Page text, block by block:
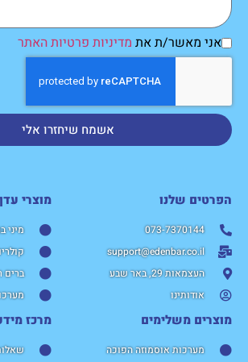
אני מאשר/ת את מדיניות פרטיות האתר
אשמח שיחזרו אלי
הפרטים שלנו
073-7370144
support@edenbar.co.il
העצמאות 29, באר שבע
אודותינו
מוצרי
מיני
ברים
מוצרים משלימים
מערכות אוסמוזה הפוכה
מרכז